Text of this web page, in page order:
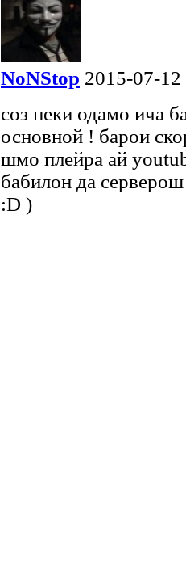
NoNStop 2015-07-
соз неки одамо ича
основной ! барои
шмо плейра ай
бабилон да
:D )